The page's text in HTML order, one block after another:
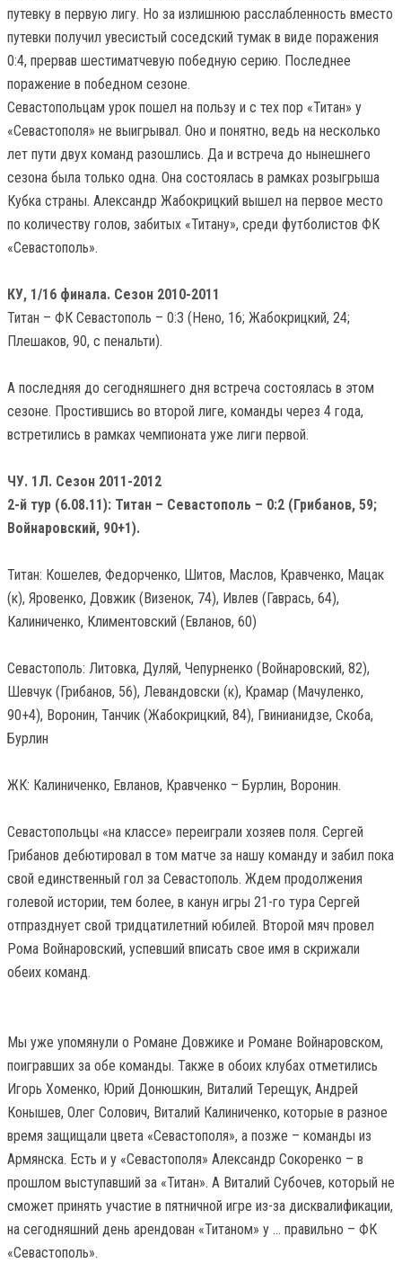
путевку в первую лигу. Но за излишнюю расслабленность вместо
путевки получил увесистый соседский тумак в виде поражения
0:4, прервав шестиматчевую победную серию. Последнее
поражение в победном сезоне.
Севастопольцам урок пошел на пользу и с тех пор «Титан» у
«Севастополя» не выигрывал. Оно и понятно, ведь на несколько
лет пути двух команд разошлись. Да и встреча до нынешнего
сезона была только одна. Она состоялась в рамках розыгрыша
Кубка страны. Александр Жабокрицкий вышел на первое место
по количеству голов, забитых «Титану», среди футболистов ФК
«Севастополь».
КУ, 1/16 финала. Сезон 2010-2011
Титан – ФК Севастополь – 0:3 (Нено, 16; Жабокрицкий, 24;
Плешаков, 90, с пенальти).
А последняя до сегодняшнего дня встреча состоялась в этом
сезоне. Простившись во второй лиге, команды через 4 года,
встретились в рамках чемпионата уже лиги первой.
ЧУ. 1Л. Сезон 2011-2012
2-й тур (6.08.11): Титан – Севастополь – 0:2 (Грибанов, 59;
Войнаровский, 90+1).
Титан: Кошелев, Федорченко, Шитов, Маслов, Кравченко, Мацак
(к), Яровенко, Довжик (Визенок, 74), Ивлев (Гаврась, 64),
Калиниченко, Климентовский (Евланов, 60)
Севастополь: Литовка, Дуляй, Чепурненко (Войнаровский, 82),
Шевчук (Грибанов, 56), Левандовски (к), Крамар (Мачуленко,
90+4), Воронин, Танчик (Жабокрицкий, 84), Гвинианидзе, Скоба,
Бурлин
ЖК: Калиниченко, Евланов, Кравченко – Бурлин, Воронин.
Севастопольцы «на классе» переиграли хозяев поля. Сергей
Грибанов дебютировал в том матче за нашу команду и забил пока
свой единственный гол за Севастополь. Ждем продолжения
голевой истории, тем более, в канун игры 21-го тура Сергей
отпразднует свой тридцатилетний юбилей. Второй мяч провел
Рома Войнаровский, успевший вписать свое имя в скрижали
обеих команд.
Мы уже упомянули о Романе Довжике и Романе Войнаровском,
поигравших за обе команды. Также в обоих клубах отметились
Игорь Хоменко, Юрий Донюшкин, Виталий Терещук, Андрей
Конышев, Олег Солович, Виталий Калиниченко, которые в разное
время защищали цвета «Севастополя», а позже – команды из
Армянска. Есть и у «Севастополя» Александр Сокоренко – в
прошлом выступавший за «Титан». А Виталий Субочев, который не
сможет принять участие в пятничной игре из-за дисквалификации,
на сегодняшний день арендован «Титаном» у … правильно – ФК
«Севастополь».